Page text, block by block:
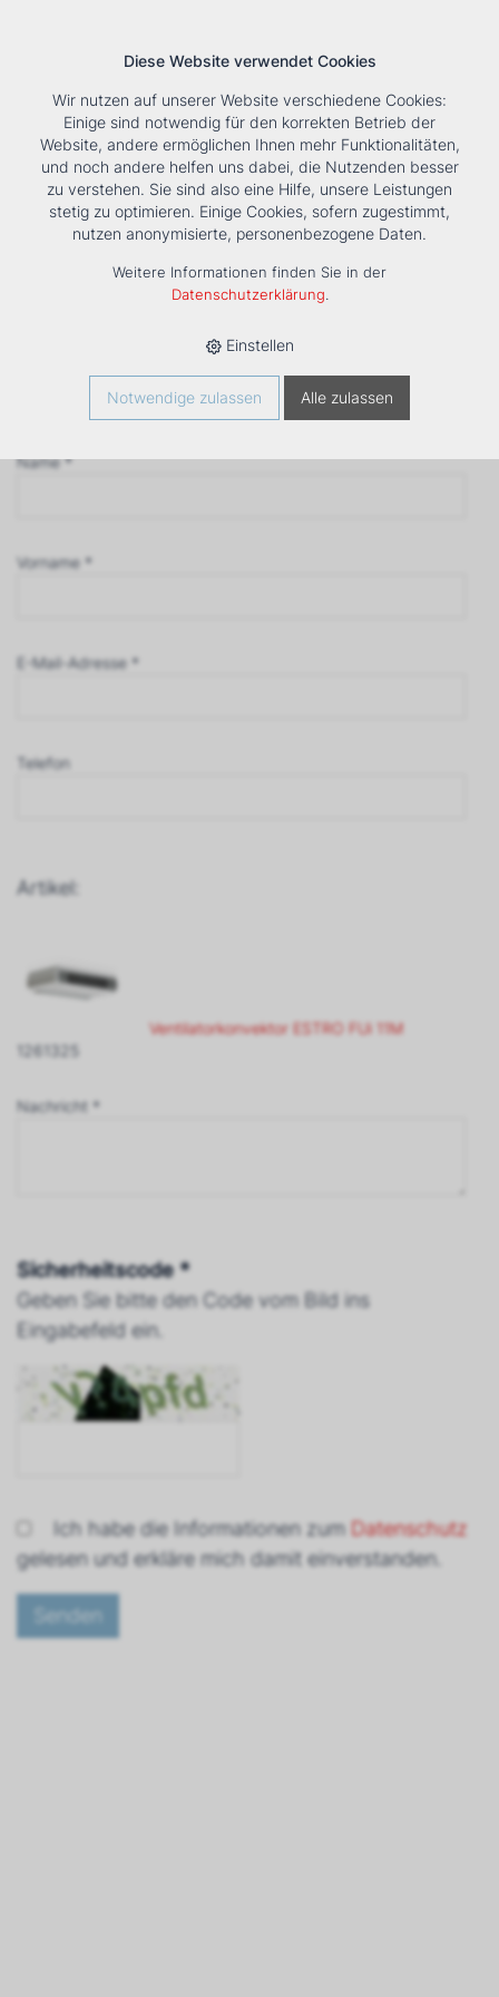
Tools Unternehmen Karriere KontaktSuche
‹ Zurück
Anfrage
Name *
Vorname *
E-Mail-Adresse *
Telefon
Artikel:
Ventilatorkonvektor ESTRO FUi 11M
1261325
Nachricht *
Sicherheitscode *
Geben Sie bitte den Code vom Bild ins
Eingabefeld ein.
Ich habe die Informationen zum Datenschutz
gelesen und erkläre mich damit einverstanden.
Diese Website verwendet Cookies
Wir nutzen auf unserer Website verschiedene Cookies:
Einige sind notwendig für den korrekten Betrieb der
Website, andere ermöglichen Ihnen mehr Funktionalitäten,
und noch andere helfen uns dabei, die Nutzenden besser
zu verstehen. Sie sind also eine Hilfe, unsere Leistungen
stetig zu optimieren. Einige Cookies, sofern zugestimmt,
nutzen anonymisierte, personenbezogene Daten.
Weitere Informationen finden Sie in der
Datenschutzerklärung.
Einstellen
Notwendige zulassen Alle zulassen